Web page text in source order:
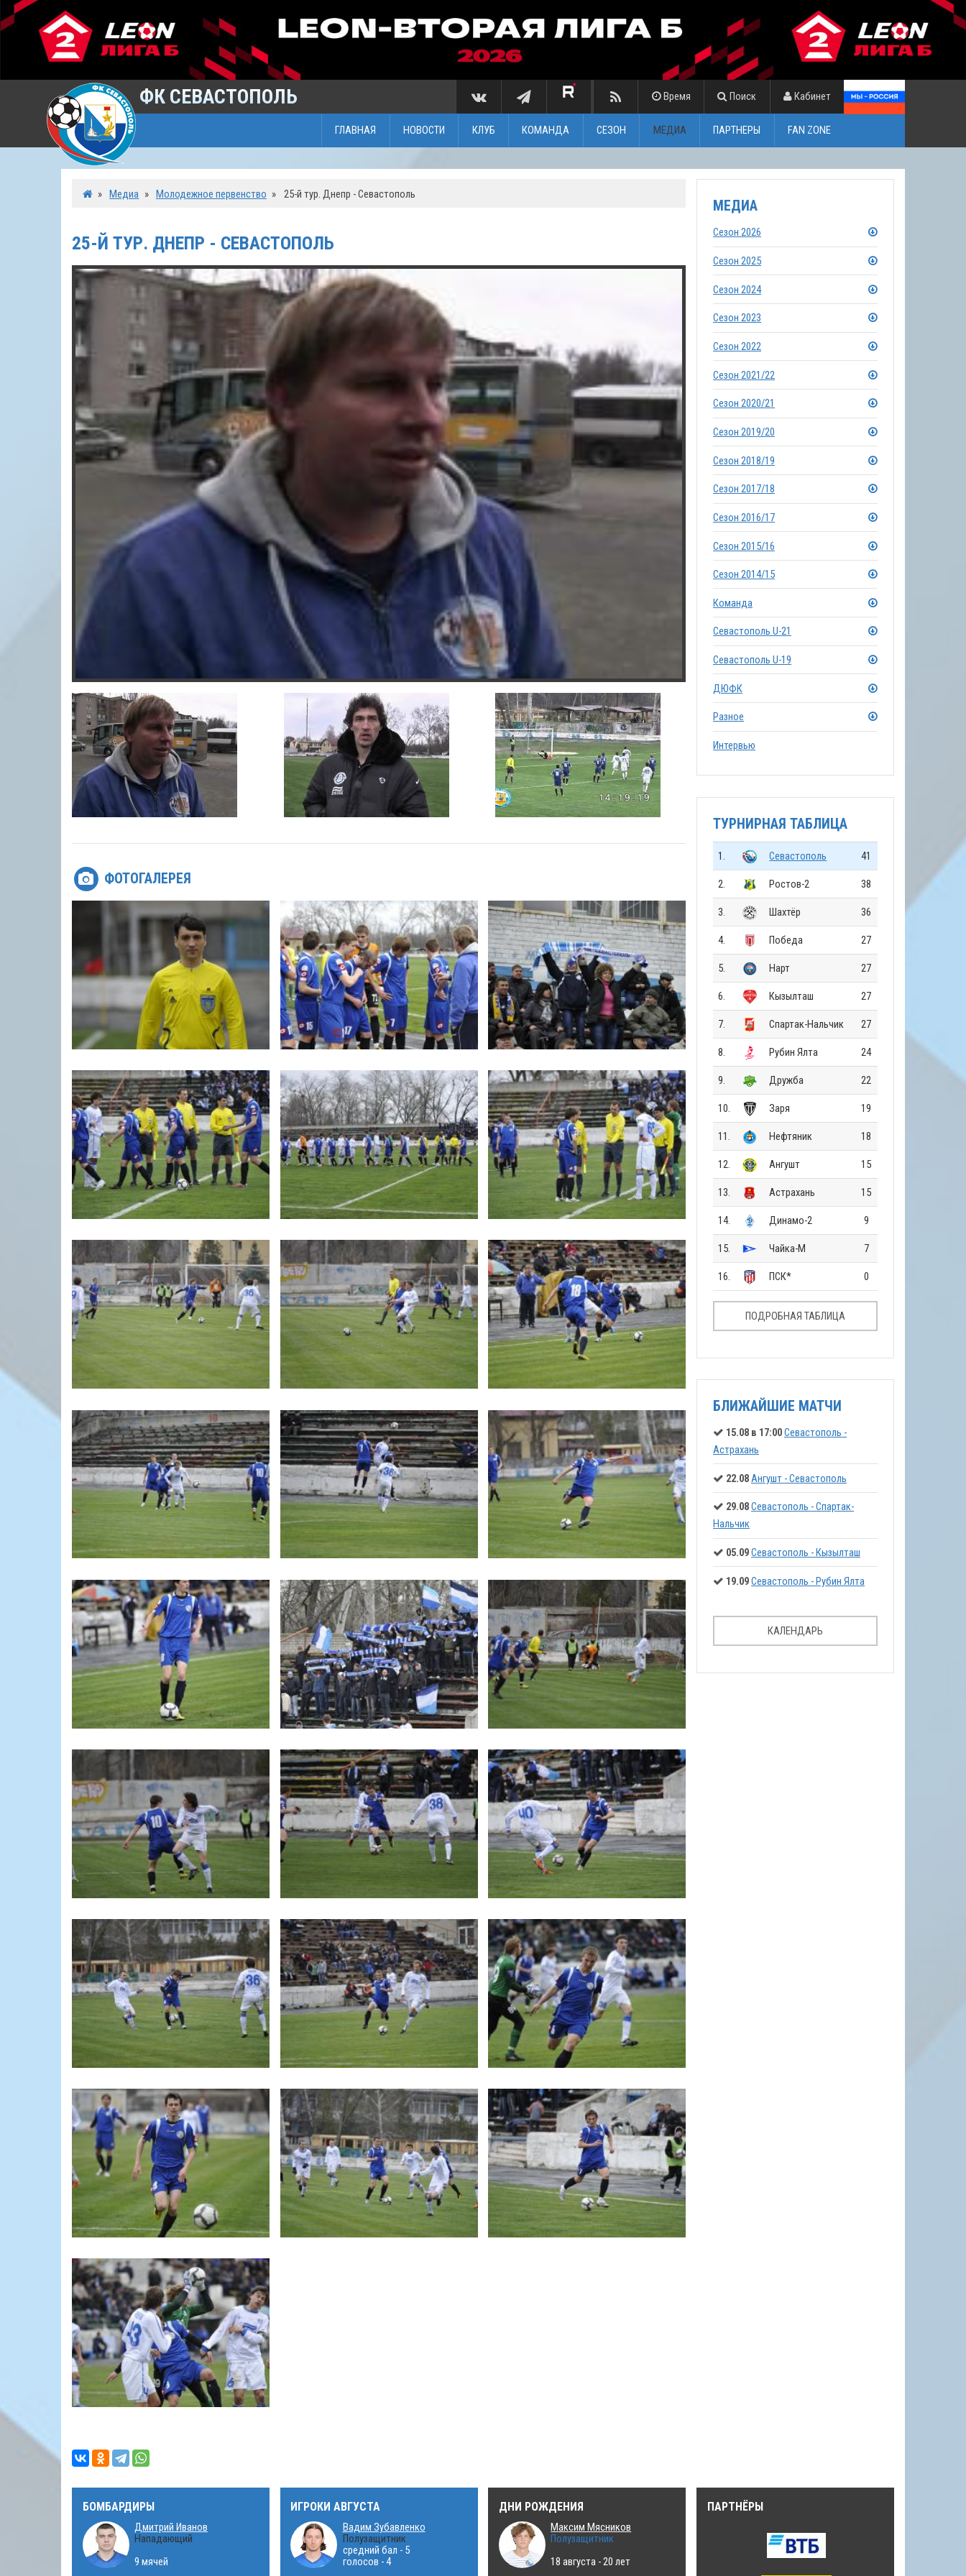
ФК СЕВАСТОПОЛЬ Время Поиск Кабинет
ГЛАВНАЯ НОВОСТИ КЛУБ КОМАНДА СЕЗОН МЕДИА ПАРТНЕРЫ FAN ZONE
» Медиа » Молодежное первенство » 25-й тур. Днепр - Севастополь
25-Й ТУР. ДНЕПР - СЕВАСТОПОЛЬ
ФОТОГАЛЕРЕЯ
МЕДИА
Сезон 2026
Сезон 2025
Сезон 2024
Сезон 2023
Сезон 2022
Сезон 2021/22
Сезон 2020/21
Сезон 2019/20
Сезон 2018/19
Сезон 2017/18
Сезон 2016/17
Сезон 2015/16
Сезон 2014/15
Команда
Севастополь U-21
Севастополь U-19
ДЮФК
Разное
Интервью
ТУРНИРНАЯ ТАБЛИЦА
1. Севастополь 41
2. Ростов-2 38
3. Шахтёр 36
4. Победа 27
5. Нарт 27
6. Кызылташ 27
7. Спартак-Нальчик 27
8. Рубин Ялта 24
9. Дружба 22
10. Заря 19
11. Нефтяник 18
12. Ангушт 15
13. Астрахань 15
14. Динамо-2 9
15. Чайка-М 7
16. ПСК* 0
ПОДРОБНАЯ ТАБЛИЦА
БЛИЖАЙШИЕ МАТЧИ
15.08 в 17:00Севастополь -
Астрахань
22.08Ангушт - Севастополь
29.08Севастополь - Спартак-
Нальчик
05.09Севастополь - Кызылташ
19.09Севастополь - Рубин Ялта
КАЛЕНДАРЬ
БОМБАРДИРЫ
Дмитрий Иванов
Нападающий
9 мячей
ИГРОКИ АВГУСТА
Вадим Зубавленко
Полузащитник
средний бал - 5
голосов - 4
ДНИ РОЖДЕНИЯ
Максим Мясников
Полузащитник
18 августа - 20 лет
ПАРТНЁРЫ